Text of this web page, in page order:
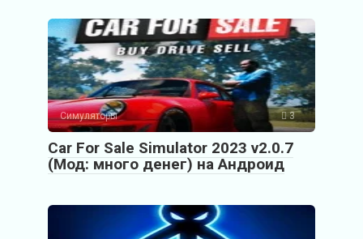
Симуляторы 3
Car For Sale Simulator 2023 v2.0.7
(Мод: много денег) на Андроид